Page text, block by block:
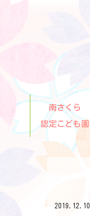
南さくら
認定こども園
2019.12.10